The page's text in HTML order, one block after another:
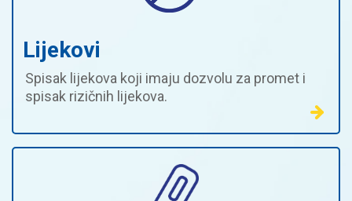
Lijekovi
Spisak lijekova koji imaju dozvolu za promet i
spisak rizičnih lijekova.